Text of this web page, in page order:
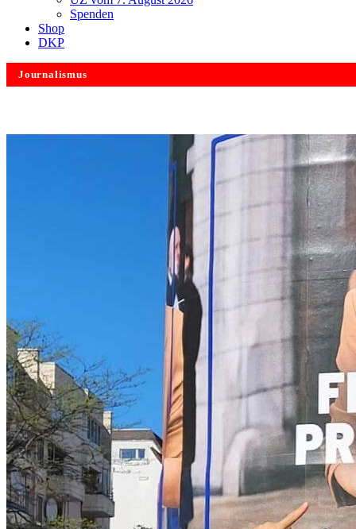
Spenden
Shop
DKP
Journalismus